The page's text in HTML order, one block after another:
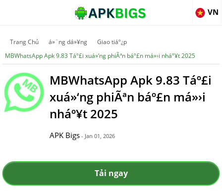
VN
Trang Chủ á»¨ng dá»¥ng
Giao tiáº¿p
MBWhatsApp Apk 9.83 Táº£i xuá»‘ng phiÃªn báº£n má»›i nháº¥t 2025
MBWhatsApp Apk 9.83 Táº£i
xuá»‘ng phiÃªn báº£n má»›i
nháº¥t 2025
APK Bigs - Jan 01, 2026
Tải ngay